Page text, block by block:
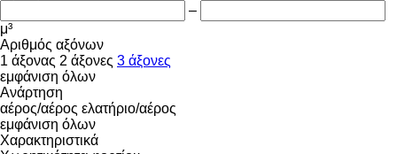
–
μ³
Αριθμός αξόνων
1 άξονας 2 άξονες 3 άξονες
εμφάνιση όλων
Ανάρτηση
αέρος/αέρος ελατήριο/αέρος
εμφάνιση όλων
Χαρακτηριστικά